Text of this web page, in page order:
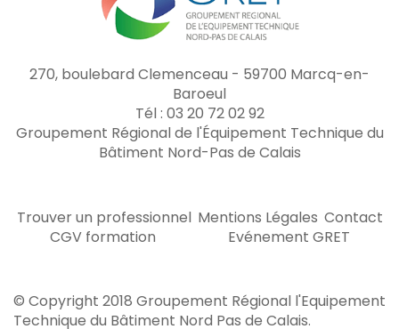
270, boulebard Clemenceau - 59700 Marcq-en-
Baroeul
Tél : 03 20 72 02 92
Groupement Régional de l'Équipement Technique du
Bâtiment Nord-Pas de Calais
Trouver un professionnel Mentions Légales Contact
CGV formation
Evénement GRET
© Copyright 2018 Groupement Régional l'Equipement
Technique du Bâtiment Nord Pas de Calais.